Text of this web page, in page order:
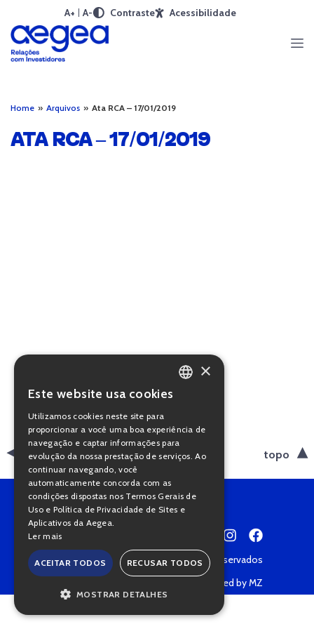
A+ A- Contraste Acessibilidade
Home » Arquivos » Ata RCA – 17/01/2019
ATA RCA – 17/01/2019
voltar topo
Copyright © 2022 • Todos os direitos reservados
Powered by MZ
PORTUGUESE
×
Este website usa cookies
Utilizamos cookies neste site para
proporcionar a você uma boa experiência de
navegação e captar informações para
evolução da nossa prestação de serviços. Ao
continuar navegando, você
automaticamente concorda com as
condições dispostas nos Termos Gerais de
Uso e Política de Privacidade de Sites e
Aplicativos da Aegea.
Ler mais
ACEITAR TODOS RECUSAR TODOS
MOSTRAR DETALHES